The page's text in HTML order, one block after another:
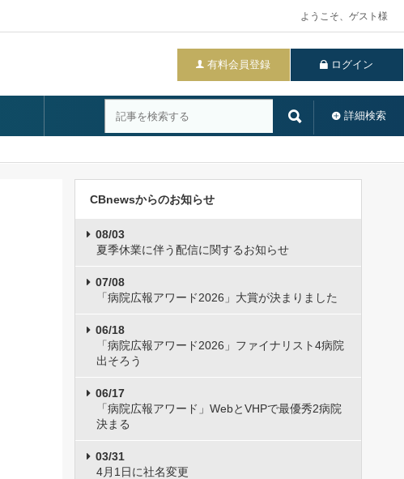
ようこそ、ゲスト様
有料会員登録 ログイン
詳細検索
CBnewsからのお知らせ
08/03
夏季休業に伴う配信に関するお知らせ
07/08
「病院広報アワード2026」大賞が決まりました
06/18
「病院広報アワード2026」ファイナリスト4病院
出そろう
06/17
「病院広報アワード」WebとVHPで最優秀2病院
決まる
03/31
4月1日に社名変更